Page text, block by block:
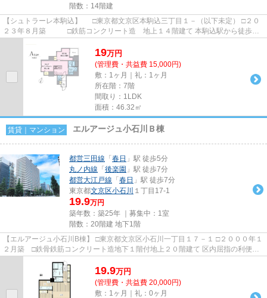
階数：14階建
【シュトラーレ本駒込】 □東京都文京区本駒込三丁目１－（以下未定） □２０
２３年８月築 □鉄筋コンクリート造 地上１４階建て 本駒込駅から徒歩１
19万円
(管理費・共益費 15,000円)
敷：1ヶ月｜礼：1ヶ月
所在階：7階
間取り：1LDK
面積：46.32㎡
賃貸｜マンション エルアージュ小石川Ｂ棟
都営三田線 「 春日 」駅 徒歩5分
丸ノ内線 「 後楽園 」駅 徒歩7分
都営大江戸線 「 春日 」駅 徒歩7分
東京都文京区小石川 １丁目17-1
19.9万円
築年数：築25年 ｜募集中： 1室
階数：20階建 地下1階
【エルアージュ小石川B棟】 □東京都文京区小石川一丁目１７－１ □２０００年１
２月築 □鉄骨鉄筋コンクリート造地下１階付地上２０階建て 区内屈指の利便性
の良い好立地にエルアー...
19.9万円
(管理費・共益費 20,000円)
敷：1ヶ月｜礼：0ヶ月